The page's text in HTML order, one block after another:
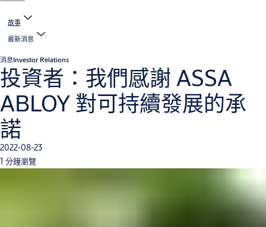
故事
最新消息
消息Investor Relations
投資者：我們感謝 ASSA
ABLOY 對可持續發展的承
諾
2022-08-23
1 分鐘瀏覽